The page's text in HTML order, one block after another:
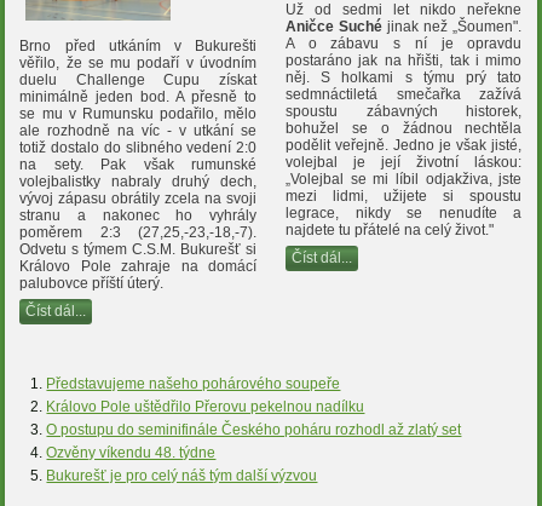
Brno před utkáním v Bukurešti
věřilo, že se mu podaří v úvodním
duelu Challenge Cupu získat
minimálně jeden bod. A přesně to
se mu v Rumunsku podařilo, mělo
ale rozhodně na víc - v utkání se
totiž dostalo do slibného vedení 2:0
na sety. Pak však rumunské
volejbalistky nabraly druhý dech,
vývoj zápasu obrátily zcela na svoji
stranu a nakonec ho vyhrály
poměrem 2:3 (27,25,-23,-18,-7).
Odvetu s týmem C.S.M. Bukurešť si
Královo Pole zahraje na domácí
palubovce příští úterý.
Číst dál...
Už od sedmi let nikdo neřekne
Aničce Suché jinak než „Šoumen".
A o zábavu s ní je opravdu
postaráno jak na hřišti, tak i mimo
něj. S holkami s týmu prý tato
sedmnáctiletá smečařka zažívá
spoustu zábavných historek,
bohužel se o žádnou nechtěla
podělit veřejně. Jedno je však jisté,
volejbal je její životní láskou:
„Volejbal se mi líbil odjakživa, jste
mezi lidmi, užijete si spoustu
legrace, nikdy se nenudíte a
najdete tu přátelé na celý život."
Číst dál...
Představujeme našeho pohárového soupeře
Královo Pole uštědřilo Přerovu pekelnou nadílku
O postupu do seminifinále Českého poháru rozhodl až zlatý set
Ozvěny víkendu 48. týdne
Bukurešť je pro celý náš tým další výzvou